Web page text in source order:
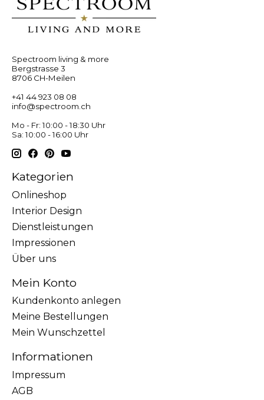
Spectroom living & more
Bergstrasse 3
8706 CH-Meilen
+41 44 923 08 08
info@spectroom.ch
Mo - Fr: 10:00 - 18:30 Uhr
Sa: 10:00 - 16:00 Uhr
Kategorien
Onlineshop
Interior Design
Dienstleistungen
Impressionen
Über uns
Mein Konto
Kundenkonto anlegen
Meine Bestellungen
Mein Wunschzettel
Informationen
Impressum
AGB